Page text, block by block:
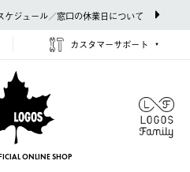
ジュール／窓口の休業日について
カスタマーサポート
ONLINE SHOP